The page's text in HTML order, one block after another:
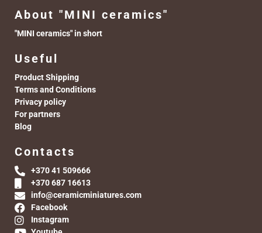
About "MINI ceramics"
"MINI ceramics" in short
Useful
Product Shipping
Terms and Conditions
Privacy policy
For partners
Blog
Contacts
+370 41 509666
+370 687 16613
info@ceramicminiatures.com
Facebook
Instagram